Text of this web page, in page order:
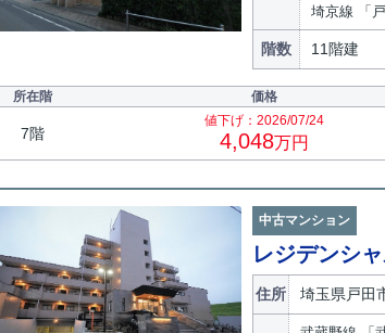
埼京線 「
階数 11階建
所在階 価格
7階
値下げ：2026/07/24
4,048万円
中古マンション
レジデンシ
住所 埼玉県戸田